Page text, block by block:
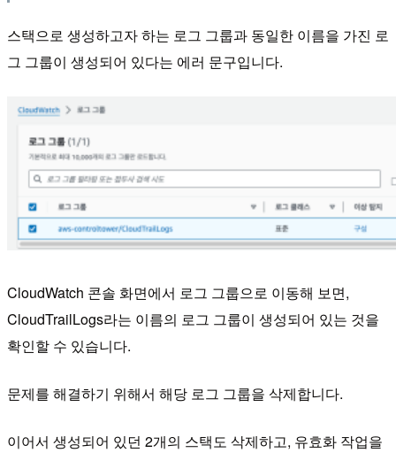
스택으로 생성하고자 하는 로그 그룹과 동일한 이름을 가진 로
그 그룹이 생성되어 있다는 에러 문구입니다.
CloudWatch 콘솔 화면에서 로그 그룹으로 이동해 보면,
CloudTrailLogs라는 이름의 로그 그룹이 생성되어 있는 것을
확인할 수 있습니다.
문제를 해결하기 위해서 해당 로그 그룹을 삭제합니다.
이어서 생성되어 있던 2개의 스택도 삭제하고, 유효화 작업을